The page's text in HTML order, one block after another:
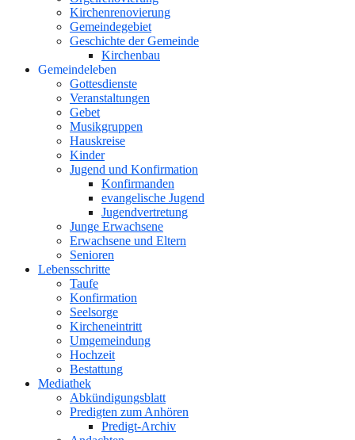
Kirchenrenovierung
Gemeindegebiet
Geschichte der Gemeinde
Kirchenbau
Gemeindeleben
Gottesdienste
Veranstaltungen
Gebet
Musikgruppen
Hauskreise
Kinder
Jugend und Konfirmation
Konfirmanden
evangelische Jugend
Jugendvertretung
Junge Erwachsene
Erwachsene und Eltern
Senioren
Lebensschritte
Taufe
Konfirmation
Seelsorge
Kircheneintritt
Umgemeindung
Hochzeit
Bestattung
Mediathek
Abkündigungsblatt
Predigten zum Anhören
Predigt-Archiv